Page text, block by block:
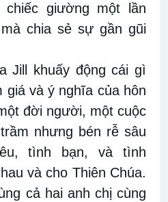
giường một lần
chia sẻ sự gần gũi
Jill khuấy động cái gì
giá và ý nghĩa của hôn
đời người, một cuộc
nhưng bén rễ sâu
tình bạn, và tình
và cho Thiên Chúa.
cả hai anh chị cùng